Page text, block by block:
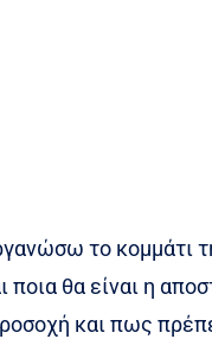
το κομμάτι
ποια θα είναι η
και πως